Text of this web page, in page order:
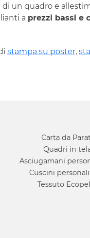
un quadro e
a prezzi bassi e
stampa su poster,
Carta da
Quadri in
Asciugamani
Cuscini
Tessuto